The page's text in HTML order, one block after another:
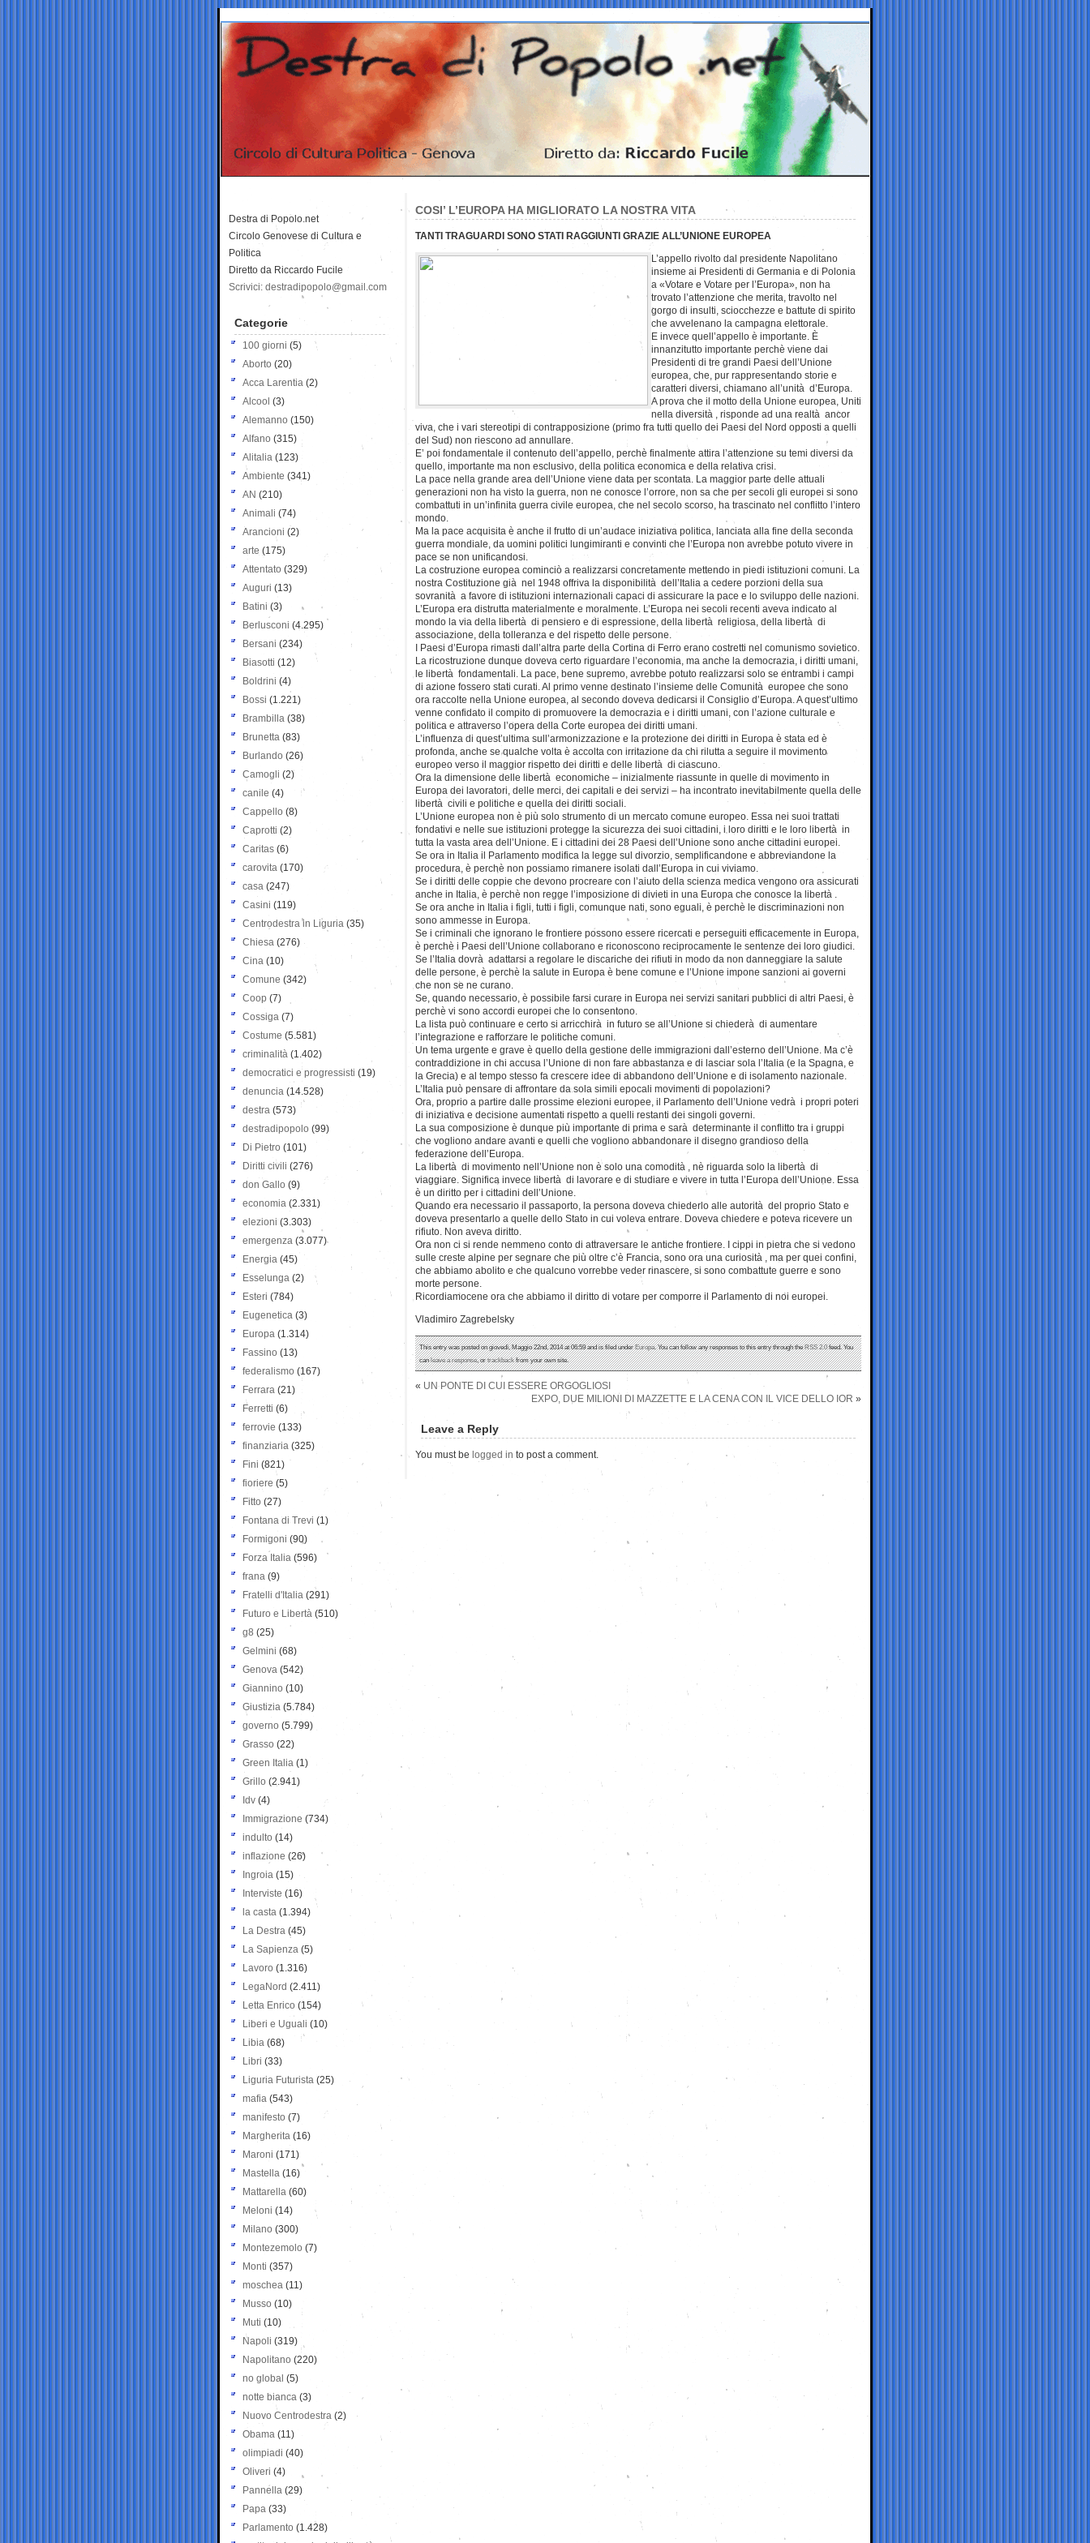
COSI’ L’EUROPA HA MIGLIORATO LA NOSTRA VITA
TANTI TRAGUARDI SONO STATI RAGGIUNTI GRAZIE ALL’UNIONE EUROPEA
L’appello rivolto dal presidente Napolitano
insieme ai Presidenti di Germania e di Polonia
a «Votare e Votare per l’Europa», non ha
trovato l’attenzione che merita, travolto nel
gorgo di insulti, sciocchezze e battute di spirito
che avvelenano la campagna elettorale.
E invece quell’appello è importante. È
innanzitutto importante perchè viene dai
Presidenti di tre grandi Paesi dell’Unione
europea, che, pur rappresentando storie e
caratteri diversi, chiamano all’unità d’Europa.
A prova che il motto della Unione europea, Uniti
nella diversità , risponde ad una realtà ancor
viva, che i vari stereotipi di contrapposizione (primo fra tutti quello dei Paesi del Nord opposti a quelli
del Sud) non riescono ad annullare.
E’ poi fondamentale il contenuto dell’appello, perchè finalmente attira l’attenzione su temi diversi da
quello, importante ma non esclusivo, della politica economica e della relativa crisi.
La pace nella grande area dell’Unione viene data per scontata. La maggior parte delle attuali
generazioni non ha visto la guerra, non ne conosce l’orrore, non sa che per secoli gli europei si sono
combattuti in un’infinita guerra civile europea, che nel secolo scorso, ha trascinato nel conflitto l’intero
mondo.
Ma la pace acquisita è anche il frutto di un’audace iniziativa politica, lanciata alla fine della seconda
guerra mondiale, da uomini politici lungimiranti e convinti che l’Europa non avrebbe potuto vivere in
pace se non unificandosi.
La costruzione europea cominciò a realizzarsi concretamente mettendo in piedi istituzioni comuni. La
nostra Costituzione già nel 1948 offriva la disponibilità dell’Italia a cedere porzioni della sua
sovranità a favore di istituzioni internazionali capaci di assicurare la pace e lo sviluppo delle nazioni.
L’Europa era distrutta materialmente e moralmente. L’Europa nei secoli recenti aveva indicato al
mondo la via della libertà di pensiero e di espressione, della libertà religiosa, della libertà di
associazione, della tolleranza e del rispetto delle persone.
I Paesi d’Europa rimasti dall’altra parte della Cortina di Ferro erano costretti nel comunismo sovietico.
La ricostruzione dunque doveva certo riguardare l’economia, ma anche la democrazia, i diritti umani,
le libertà fondamentali. La pace, bene supremo, avrebbe potuto realizzarsi solo se entrambi i campi
di azione fossero stati curati. Al primo venne destinato l’insieme delle Comunità europee che sono
ora raccolte nella Unione europea, al secondo doveva dedicarsi il Consiglio d’Europa. A quest’ultimo
venne confidato il compito di promuovere la democrazia e i diritti umani, con l’azione culturale e
politica e attraverso l’opera della Corte europea dei diritti umani.
L’influenza di quest’ultima sull’armonizzazione e la protezione dei diritti in Europa è stata ed è
profonda, anche se qualche volta è accolta con irritazione da chi rilutta a seguire il movimento
europeo verso il maggior rispetto dei diritti e delle libertà di ciascuno.
Ora la dimensione delle libertà economiche – inizialmente riassunte in quelle di movimento in
Europa dei lavoratori, delle merci, dei capitali e dei servizi – ha incontrato inevitabilmente quella delle
libertà civili e politiche e quella dei diritti sociali.
L’Unione europea non è più solo strumento di un mercato comune europeo. Essa nei suoi trattati
fondativi e nelle sue istituzioni protegge la sicurezza dei suoi cittadini, i loro diritti e le loro libertà in
tutta la vasta area dell’Unione. E i cittadini dei 28 Paesi dell’Unione sono anche cittadini europei.
Se ora in Italia il Parlamento modifica la legge sul divorzio, semplificandone e abbreviandone la
procedura, è perchè non possiamo rimanere isolati dall’Europa in cui viviamo.
Se i diritti delle coppie che devono procreare con l’aiuto della scienza medica vengono ora assicurati
anche in Italia, è perchè non regge l’imposizione di divieti in una Europa che conosce la libertà .
Se ora anche in Italia i figli, tutti i figli, comunque nati, sono eguali, è perchè le discriminazioni non
sono ammesse in Europa.
Se i criminali che ignorano le frontiere possono essere ricercati e perseguiti efficacemente in Europa,
è perchè i Paesi dell’Unione collaborano e riconoscono reciprocamente le sentenze dei loro giudici.
Se l’Italia dovrà adattarsi a regolare le discariche dei rifiuti in modo da non danneggiare la salute
delle persone, è perchè la salute in Europa è bene comune e l’Unione impone sanzioni ai governi
che non se ne curano.
Se, quando necessario, è possibile farsi curare in Europa nei servizi sanitari pubblici di altri Paesi, è
perchè vi sono accordi europei che lo consentono.
La lista può continuare e certo si arricchirà in futuro se all’Unione si chiederà di aumentare
l’integrazione e rafforzare le politiche comuni.
Un tema urgente e grave è quello della gestione delle immigrazioni dall’esterno dell’Unione. Ma c’è
contraddizione in chi accusa l’Unione di non fare abbastanza e di lasciar sola l’Italia (e la Spagna, e
la Grecia) e al tempo stesso fa crescere idee di abbandono dell’Unione e di isolamento nazionale.
L’Italia può pensare di affrontare da sola simili epocali movimenti di popolazioni?
Ora, proprio a partire dalle prossime elezioni europee, il Parlamento dell’Unione vedrà i propri poteri
di iniziativa e decisione aumentati rispetto a quelli restanti dei singoli governi.
La sua composizione è dunque più importante di prima e sarà determinante il conflitto tra i gruppi
che vogliono andare avanti e quelli che vogliono abbandonare il disegno grandioso della
federazione dell’Europa.
La libertà di movimento nell’Unione non è solo una comodità , nè riguarda solo la libertà di
viaggiare. Significa invece libertà di lavorare e di studiare e vivere in tutta l’Europa dell’Unione. Essa
è un diritto per i cittadini dell’Unione.
Quando era necessario il passaporto, la persona doveva chiederlo alle autorità del proprio Stato e
doveva presentarlo a quelle dello Stato in cui voleva entrare. Doveva chiedere e poteva ricevere un
rifiuto. Non aveva diritto.
Ora non ci si rende nemmeno conto di attraversare le antiche frontiere. I cippi in pietra che si vedono
sulle creste alpine per segnare che più oltre c’è Francia, sono ora una curiosità , ma per quei confini,
che abbiamo abolito e che qualcuno vorrebbe veder rinascere, si sono combattute guerre e sono
morte persone.
Ricordiamocene ora che abbiamo il diritto di votare per comporre il Parlamento di noi europei.
Vladimiro Zagrebelsky
This entry was posted on giovedì, Maggio 22nd, 2014 at 06:59 and is filed underEuropa. You can follow any responses to this entry through theRSS 2.0feed. You
canleave a response, ortrackbackfrom your own site.
« UN PONTE DI CUI ESSERE ORGOGLIOSI
EXPO, DUE MILIONI DI MAZZETTE E LA CENA CON IL VICE DELLO IOR »
Leave a Reply
You must be logged in to post a comment.
Destra di Popolo.net
Circolo Genovese di Cultura e
Politica
Diretto da Riccardo Fucile
Scrivici: destradipopolo@gmail.com
Categorie
100 giorni (5)
Aborto (20)
Acca Larentia (2)
Alcool (3)
Alemanno (150)
Alfano (315)
Alitalia (123)
Ambiente (341)
AN (210)
Animali (74)
Arancioni (2)
arte (175)
Attentato (329)
Auguri (13)
Batini (3)
Berlusconi (4.295)
Bersani (234)
Biasotti (12)
Boldrini (4)
Bossi (1.221)
Brambilla (38)
Brunetta (83)
Burlando (26)
Camogli (2)
canile (4)
Cappello (8)
Caprotti (2)
Caritas (6)
carovita (170)
casa (247)
Casini (119)
Centrodestra in Liguria (35)
Chiesa (276)
Cina (10)
Comune (342)
Coop (7)
Cossiga (7)
Costume (5.581)
criminalità (1.402)
democratici e progressisti (19)
denuncia (14.528)
destra (573)
destradipopolo (99)
Di Pietro (101)
Diritti civili (276)
don Gallo (9)
economia (2.331)
elezioni (3.303)
emergenza (3.077)
Energia (45)
Esselunga (2)
Esteri (784)
Eugenetica (3)
Europa (1.314)
Fassino (13)
federalismo (167)
Ferrara (21)
Ferretti (6)
ferrovie (133)
finanziaria (325)
Fini (821)
fioriere (5)
Fitto (27)
Fontana di Trevi (1)
Formigoni (90)
Forza Italia (596)
frana (9)
Fratelli d'Italia (291)
Futuro e Libertà (510)
g8 (25)
Gelmini (68)
Genova (542)
Giannino (10)
Giustizia (5.784)
governo (5.799)
Grasso (22)
Green Italia (1)
Grillo (2.941)
Idv (4)
Immigrazione (734)
indulto (14)
inflazione (26)
Ingroia (15)
Interviste (16)
la casta (1.394)
La Destra (45)
La Sapienza (5)
Lavoro (1.316)
LegaNord (2.411)
Letta Enrico (154)
Liberi e Uguali (10)
Libia (68)
Libri (33)
Liguria Futurista (25)
mafia (543)
manifesto (7)
Margherita (16)
Maroni (171)
Mastella (16)
Mattarella (60)
Meloni (14)
Milano (300)
Montezemolo (7)
Monti (357)
moschea (11)
Musso (10)
Muti (10)
Napoli (319)
Napolitano (220)
no global (5)
notte bianca (3)
Nuovo Centrodestra (2)
Obama (11)
olimpiadi (40)
Oliveri (4)
Pannella (29)
Papa (33)
Parlamento (1.428)